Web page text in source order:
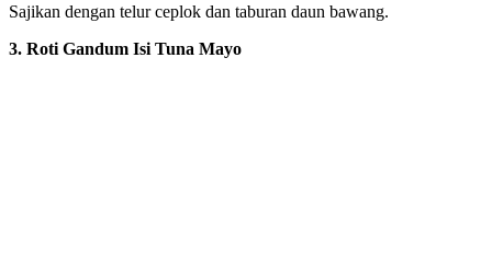
Sajikan dengan telur ceplok dan taburan daun bawang.
3. Roti Gandum Isi Tuna Mayo